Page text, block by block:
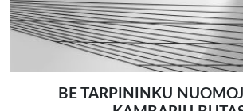
BE TARPININKU